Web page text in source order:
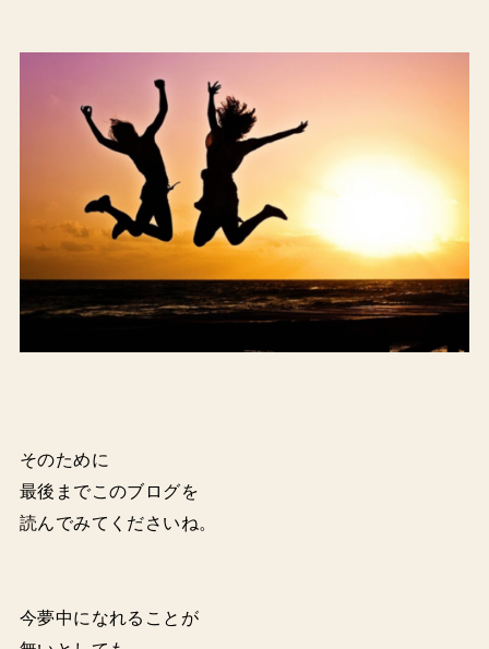
そのために
最後までこのブログを
読んでみてくださいね。
今夢中になれることが